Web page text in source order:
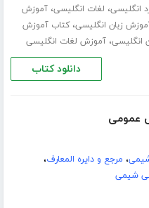
انگلیسی، لغات انگلیسی،آموزش
زبان انگلیسی،کتاب آموزش
انگلیسی،آموزش لغات انگلیسی
دانلود کتاب
عمومی
، مرجع و دایره المعارف،
شیمی